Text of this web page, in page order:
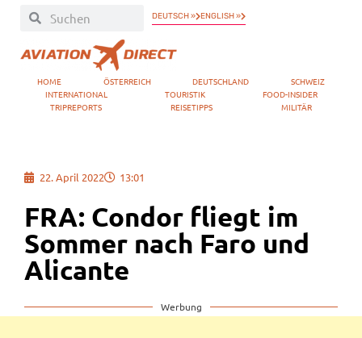
DEUTSCH » ENGLISH »
HOME ÖSTERREICH DEUTSCHLAND
SCHWEIZ
INTERNATIONAL
TOURISTIK
FOOD-INSIDER
TRIPREPORTS
REISETIPPS MILITÄR
22. April 2022 13:01
FRA: Condor fliegt im
Sommer nach Faro und
Alicante
Werbung